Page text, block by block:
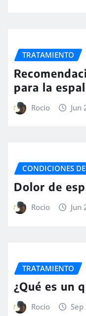
TRATAMIENTO
para la
Rocio Jun
CONDICIONES
Dolor de
Rocio Jun
TRATAMIENTO
¿Qué es un
Rocio